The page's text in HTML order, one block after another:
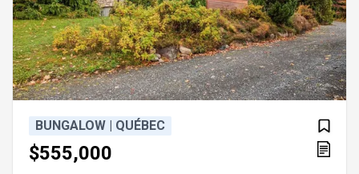
BUNGALOW | QUÉBEC
$555,000